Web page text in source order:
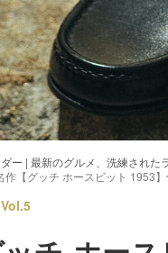
ー | 最新のグルメ、洗練された
作【グッチ ホースビット 1953